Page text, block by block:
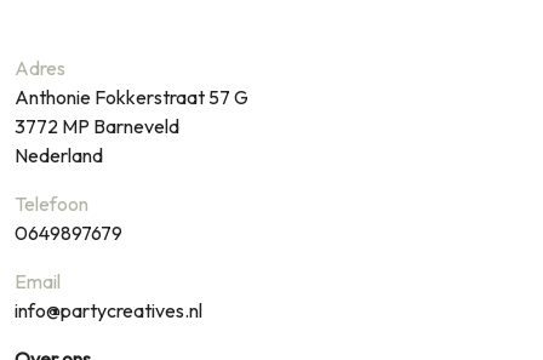
Adres
Anthonie Fokkerstraat 57 G
3772 MP Barneveld
Nederland
Telefoon
0649897679
Email
info@partycreatives.nl